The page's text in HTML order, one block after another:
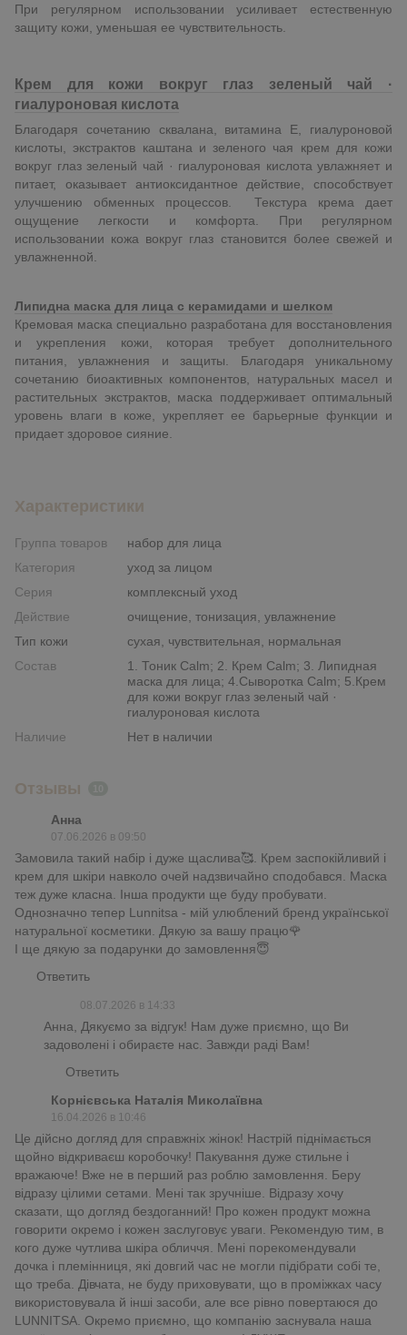
При регулярном использовании усиливает естественную
защиту кожи, уменьшая ее чувствительность.
Крем для кожи вокруг глаз зеленый чай ·
гиалуроновая кислота
Благодаря сочетанию сквалана, витамина Е, гиалуроновой
кислоты, экстрактов каштана и зеленого чая крем для кожи
вокруг глаз зеленый чай · гиалуроновая кислота увлажняет и
питает, оказывает антиоксидантное действие, способствует
улучшению обменных процессов. Текстура крема дает
ощущение легкости и комфорта. При регулярном
использовании кожа вокруг глаз становится более свежей и
увлажненной.
Липидна маска для лица с керамидами и шелком
Кремовая маска специально разработана для восстановления
и укрепления кожи, которая требует дополнительного
питания, увлажнения и защиты. Благодаря уникальному
сочетанию биоактивных компонентов, натуральных масел и
растительных экстрактов, маска поддерживает оптимальный
уровень влаги в коже, укрепляет ее барьерные функции и
придает здоровое сияние.
Характеристики
Группа товаров
набор для лица
Категория
уход за лицом
Серия
комплексный уход
Действие
очищение, тонизация, увлажнение
Тип кожи
сухая, чувствительная, нормальная
Состав
1. Тоник Calm; 2. Крем Calm; 3. Липидная
маска для лица; 4.Сыворотка Calm; 5.Крем
для кожи вокруг глаз зеленый чай ·
гиалуроновая кислота
Наличие
Нет в наличии
Отзывы
Анна
07.06.2026 в 09:50
Замовила такий набір і дуже щаслива🥰. Крем заспокійливий і
крем для шкіри навколо очей надзвичайно сподобався. Маска
теж дуже класна. Інша продукти ще буду пробувати.
Однозначно тепер Lunnitsa - мій улюблений бренд української
натуральної косметики. Дякую за вашу працю🌹
І ще дякую за подарунки до замовлення😇
Ответить
08.07.2026 в 14:33
Анна, Дякуємо за відгук! Нам дуже приємно, що Ви
задоволені і обираєте нас. Завжди раді Вам!
Ответить
Корнієвська Наталія Миколаївна
16.04.2026 в 10:46
Це дійсно догляд для справжніх жінок! Настрій піднімається
щойно відкриваєш коробочку! Пакування дуже стильне і
вражаюче! Вже не в перший раз роблю замовлення. Беру
відразу цілими сетами. Мені так зручніше. Відразу хочу
сказати, що догляд бездоганний! Про кожен продукт можна
говорити окремо і кожен заслуговує уваги. Рекомендую тим, в
кого дуже чутлива шкіра обличчя. Мені порекомендували
дочка і племінниця, які довгий час не могли підібрати собі те,
що треба. Дівчата, не буду приховувати, що в проміжках часу
використовувала й інші засоби, але все рівно повертаюся до
LUNNITSA. Окремо приємно, що компанію заснувала наша